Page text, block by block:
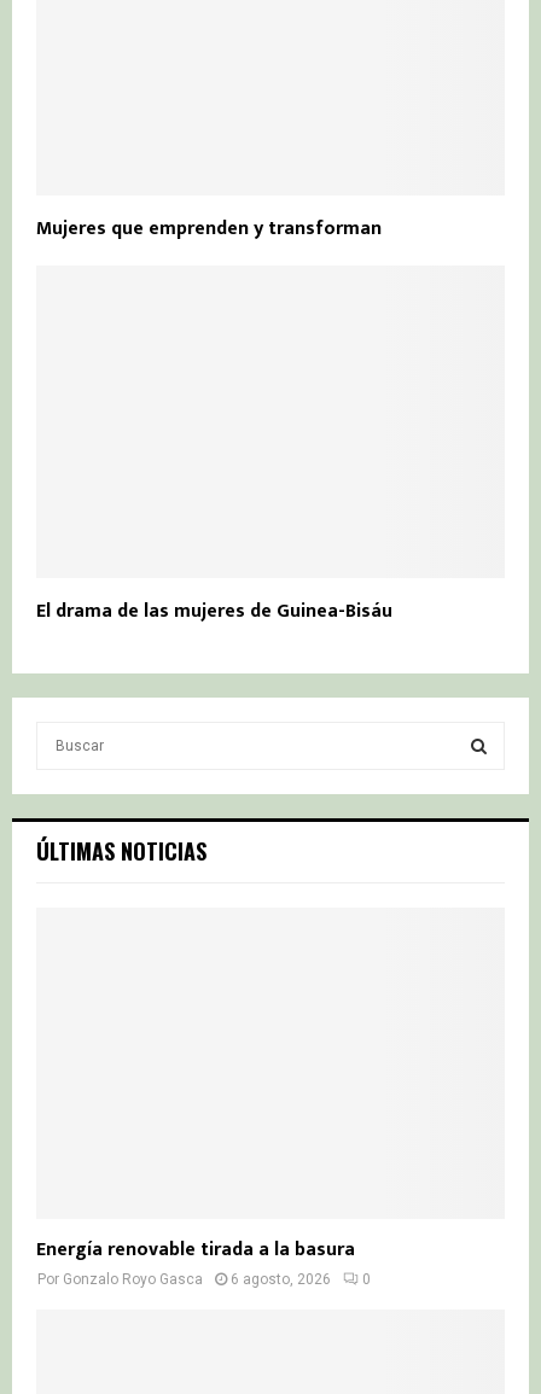
Mujeres que emprenden y transforman
El drama de las mujeres de Guinea-Bisáu
c
h
S
ÚLTIMAS NOTICIAS
Energía renovable tirada a la basura
Por Gonzalo Royo Gasca 6 agosto, 2026 0